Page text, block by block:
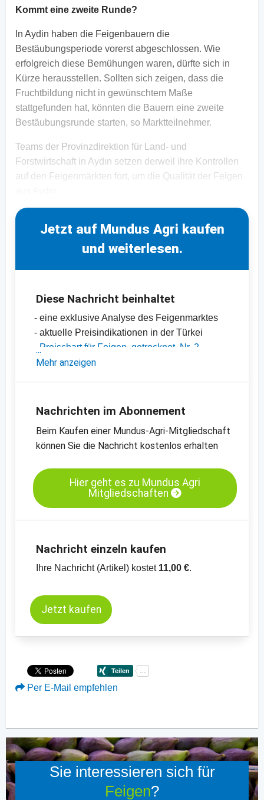
Kommt eine zweite Runde?
In Aydin haben die Feigenbauern die
Bestäubungsperiode vorerst abgeschlossen. Wie
erfolgreich diese Bemühungen waren, dürfte sich in
Kürze herausstellen. Sollten sich zeigen, dass die
Fruchtbildung nicht in gewünschtem Maße
stattgefunden hat, könnten die Bauern eine zweite
Bestäubungsrunde starten, so Marktteilnehmer.
Teams der Provinzdirektion für Land- und
Forstwirtschaft in Aydın setzen derweil ihre Kontrollen
auf den Feigenmärkten fort, um die Qualität der Feigen
Jetzt auf Mundus Agri kaufen
und weiterlesen.
Diese Nachricht beinhaltet
- eine exklusive Analyse des Feigenmarktes
- aktuelle Preisindikationen in der Türkei
Preischart für Feigen, getrocknet, Nr. 2,
Lerida
-weitere Preischarts
Mehr anzeigen
Nachrichten im Abonnement
Beim Kaufen einer Mundus-Agri-Mitgliedschaft
können Sie die Nachricht kostenlos erhalten
Hier geht es zu Mundus Agri
Mitgliedschaften
Nachricht einzeln kaufen
Ihre Nachricht (Artikel) kostet 11,00 €.
Jetzt kaufen
Per E-Mail empfehlen
Sie interessieren sich für
Feigen?